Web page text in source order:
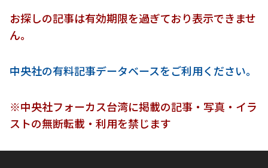
お探しの記事は有効期限を過ぎており表示できませ
ん。
中央社の有料記事データベースをご利用ください。
※中央社フォーカス台湾に掲載の記事・写真・イラ
ストの無断転載・利用を禁じます